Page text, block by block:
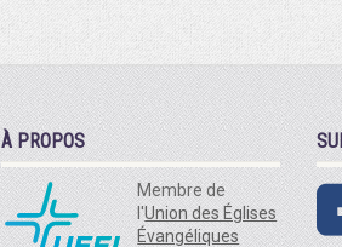
À PROPOS
Membre de
l'Union des Églises
Évangéliques